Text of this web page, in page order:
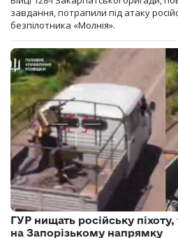
завдання, потрапили під атаку
безпілотника «Молнія».
ГУР нищать російську піхоту,
на Запорізькому напрямку